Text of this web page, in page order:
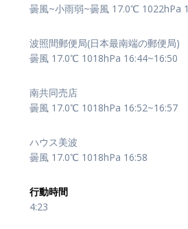
曇風~小雨弱~曇風 17.0℃ 1022hPa
波照間郵便局(日本最南端の郵便局)
曇風 17.0℃ 1018hPa 16:44~16:50
南共同売店
曇風 17.0℃ 1018hPa 16:52~16:57
ハウス美波
曇風 17.0℃ 1018hPa 16:58
行動時間
4:23